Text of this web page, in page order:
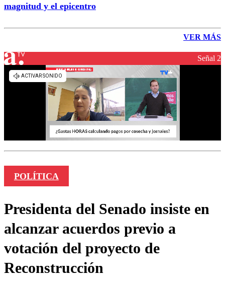
magnitud y el epicentro
VER MÁS
Señal 2
POLÍTICA
Presidenta del Senado insiste en
alcanzar acuerdos previo a
votación del proyecto de
Reconstrucción